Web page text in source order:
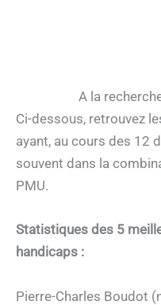
A la
Ci-dessous, retrouvez
ayant, au cours des 12
souvent dans la
PMU.
Statistiques des 5
handicaps :
Pierre-Charles Boudot